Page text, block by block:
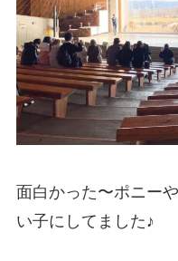
面白かった〜ポニー
い子にしてました♪